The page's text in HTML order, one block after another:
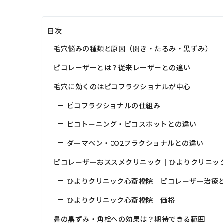
目次
毛穴悩みの種類と原因（開き・たるみ・黒ずみ）
ピコレーザーとは？従来レーザーとの違い
毛穴に効くのはピコフラクショナルが中心
ピコフラクショナルの仕組み
ピコトーニング・ピコスポットとの違い
ダーマペン・CO2フラクショナルとの違い
ピコレーザーおススメクリニック｜ひよりクリニッ
ひよりクリニック心斎橋院｜ピコレーザー治療
ひよりクリニック心斎橋院｜価格
鼻の黒ずみ・角栓への効果は？期待できる範囲